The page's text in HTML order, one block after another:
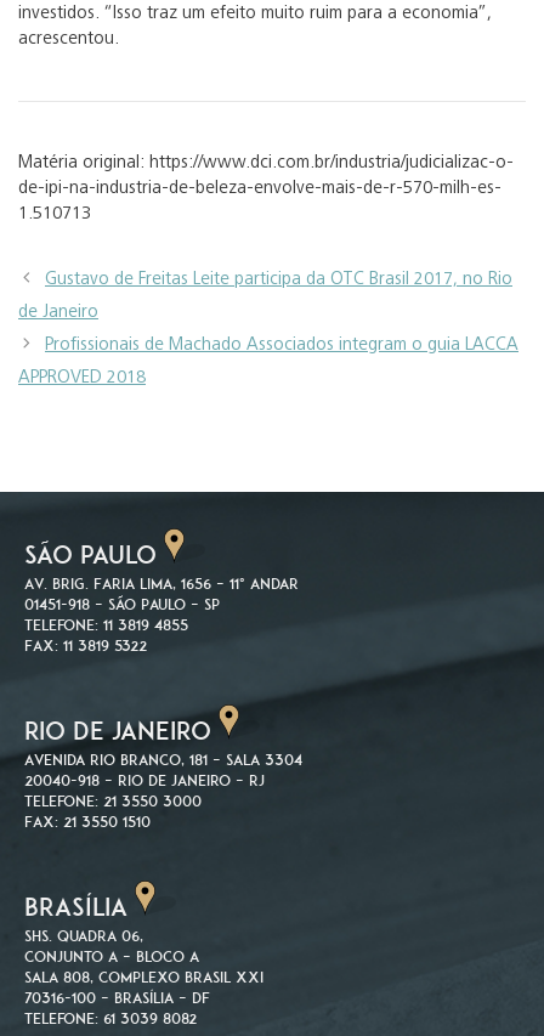
investidos. “Isso traz um efeito muito ruim para a economia”,
acrescentou.
Matéria original: https://www.dci.com.br/industria/judicializac-o-
de-ipi-na-industria-de-beleza-envolve-mais-de-r-570-milh-es-
1.510713
Gustavo de Freitas Leite participa da OTC Brasil 2017, no Rio
de Janeiro
Profissionais de Machado Associados integram o guia LACCA
APPROVED 2018
SÃO PAULO
Av. Brig. Faria Lima, 1656 – 11º andar
01451-918 – São Paulo – SP
Telefone: 11 3819 4855
Fax: 11 3819 5322
RIO DE JANEIRO
Avenida Rio Branco, 181 – Sala 3304
20040-918 – Rio de Janeiro – RJ
Telefone: 21 3550 3000
Fax: 21 3550 1510
BRASÍLIA
SHS. Quadra 06,
Conjunto A – Bloco A
Sala 808, Complexo Brasil XXI
70316-100 – Brasília – DF
Telefone: 61 3039 8082